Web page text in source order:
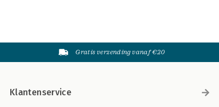
Gratis verzending vanaf €20
Klantenservice